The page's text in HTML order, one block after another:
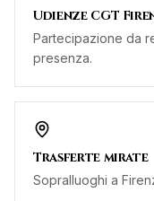
Udienze CGT
Partecipazione da
presenza.
Trasferte mirate
Sopralluoghi a